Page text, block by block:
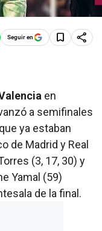
Seguir en
en
a semifinales
ya estaban
de Madrid y Real
(3, 17, 30) y
Yamal (59)
de la final.